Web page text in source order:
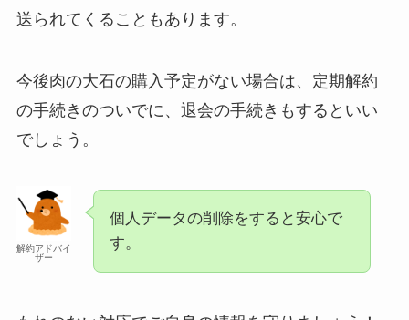
送られてくることもあります。
今後肉の大石の購入予定がない場合は、定期解約
の手続きのついでに、退会の手続きもするといい
でしょう。
解約アドバイ
ザー
個人データの削除をすると安心で
す。